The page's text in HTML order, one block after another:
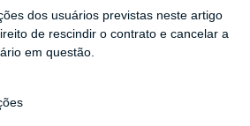
dos usuários previstas neste artigo
de rescindir o contrato e cancelar a
em questão.